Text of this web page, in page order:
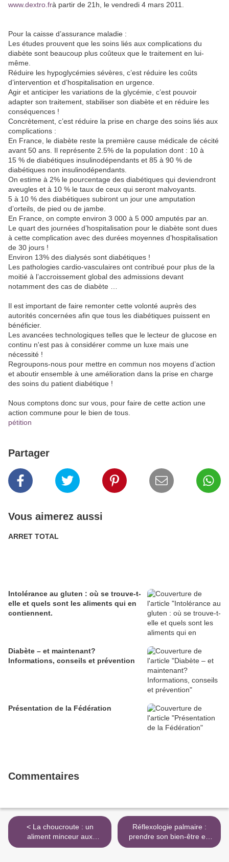
www.dextro.frà partir de 21h, le vendredi 4 mars 2011.
Pour la caisse d’assurance maladie :
Les études prouvent que les soins liés aux complications du
diabète sont beaucoup plus coûteux que le traitement en lui-
même.
Réduire les hypoglycémies sévères, c’est réduire les coûts
d’intervention et d’hospitalisation en urgence.
Agir et anticiper les variations de la glycémie, c’est pouvoir
adapter son traitement, stabiliser son diabète et en réduire les
conséquences !
Concrètement, c’est réduire la prise en charge des soins liés aux
complications :
En France, le diabète reste la première cause médicale de cécité
avant 50 ans. Il représente 2.5% de la population dont : 10 à
15 % de diabétiques insulinodépendants et 85 à 90 % de
diabétiques non insulinodépendants.
On estime à 2% le pourcentage des diabétiques qui deviendront
aveugles et à 10 % le taux de ceux qui seront malvoyants.
5 à 10 % des diabétiques subiront un jour une amputation
d’orteils, de pied ou de jambe.
En France, on compte environ 3 000 à 5 000 amputés par an.
Le quart des journées d’hospitalisation pour le diabète sont dues
à cette complication avec des durées moyennes d’hospitalisation
de 30 jours !
Environ 13% des dialysés sont diabétiques !
Les pathologies cardio-vasculaires ont contribué pour plus de la
moitié à l’accroissement global des admissions devant
notamment des cas de diabète …
Il est important de faire remonter cette volonté auprès des
autorités concernées afin que tous les diabétiques puissent en
bénéficier.
Les avancées technologiques telles que le lecteur de glucose en
continu n'est pas à considérer comme un luxe mais une
nécessité !
Regroupons-nous pour mettre en commun nos moyens d’action
et aboutir ensemble à une amélioration dans la prise en charge
des soins du patient diabétique !
Nous comptons donc sur vous, pour faire de cette action une
action commune pour le bien de tous.
pétition
Partager
Vous aimerez aussi
ARRET TOTAL
Intolérance au gluten : où se trouve-t-
elle et quels sont les aliments qui en
contiennent.
Diabète – et maintenant?
Informations, conseils et prévention
Présentation de la Fédération
Commentaires
< La choucroute : un
aliment minceur aux
multiples vertus
Réflexologie palmaire :
prendre son bien-être en
mains >